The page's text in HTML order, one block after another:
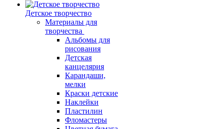
Детское творчество
Материалы для
творчества
Альбомы для
рисования
Детская
канцелярия
Карандаши,
мелки
Краски детские
Наклейки
Пластилин
Фломастеры